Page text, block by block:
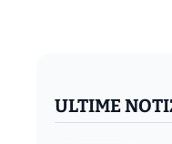
ULTIME